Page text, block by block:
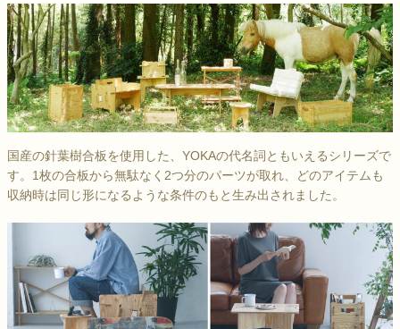
国産の針葉樹合板を使用した、YOKAの代名詞ともいえるシリーズで
す。1枚の合板から無駄なく2つ分のパーツが取れ、どのアイテムも
収納時は同じ形になるような条件のもと生み出されました。